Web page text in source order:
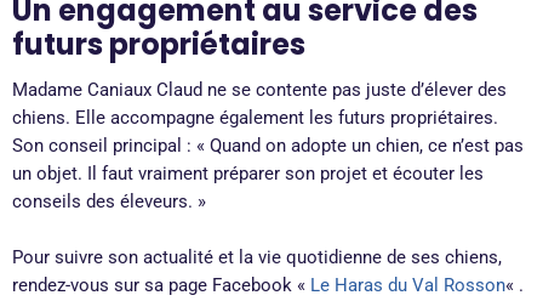
Un engagement au service des
futurs propriétaires
Madame Caniaux Claud ne se contente pas juste d’élever des
chiens. Elle accompagne également les futurs propriétaires.
Son conseil principal : « Quand on adopte un chien, ce n’est pas
un objet. Il faut vraiment préparer son projet et écouter les
conseils des éleveurs. »
Pour suivre son actualité et la vie quotidienne de ses chiens,
rendez-vous sur sa page Facebook « Le Haras du Val Rosson« .